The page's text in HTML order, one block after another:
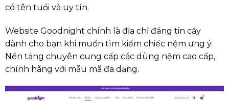
có tên tuổi và uy tín.
Website Goodnight chính là địa chỉ đáng tin cậy
dành cho bạn khi muốn tìm kiếm chiếc nệm ưng ý.
Nền tảng chuyên cung cấp các dùng nệm cao cấp,
chính hãng với mẫu mã đa dạng.